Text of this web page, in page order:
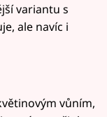
variantu s
ale navíc i
vůním,